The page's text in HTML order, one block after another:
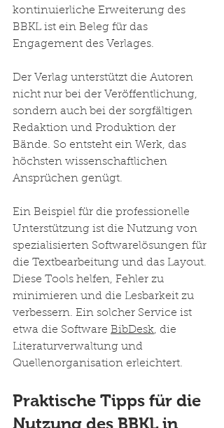
kontinuierliche Erweiterung des
BBKL ist ein Beleg für das
Engagement des Verlages.
Der Verlag unterstützt die Autoren
nicht nur bei der Veröffentlichung,
sondern auch bei der sorgfältigen
Redaktion und Produktion der
Bände. So entsteht ein Werk, das
höchsten wissenschaftlichen
Ansprüchen genügt.
Ein Beispiel für die professionelle
Unterstützung ist die Nutzung von
spezialisierten Softwarelösungen für
die Textbearbeitung und das Layout.
Diese Tools helfen, Fehler zu
minimieren und die Lesbarkeit zu
verbessern. Ein solcher Service ist
etwa die Software BibDesk, die
Literaturverwaltung und
Quellenorganisation erleichtert.
Praktische Tipps für die
Nutzung des BBKL in